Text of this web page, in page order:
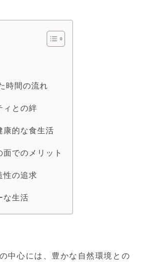
時間の流れ
ィとの絆
康的な食生活
でのメリット
性の追求
な生活
中心には、豊かな自然環境との